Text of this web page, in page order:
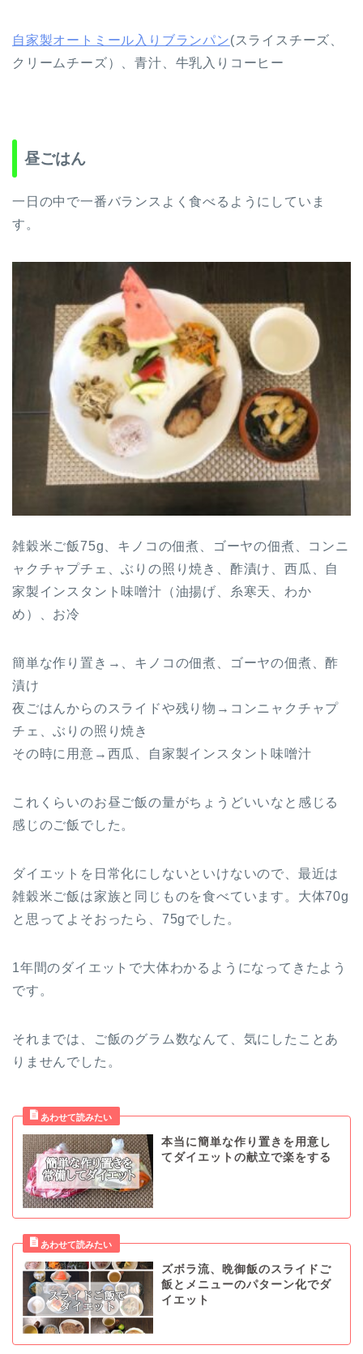
自家製オートミール入りブランパン(スライスチーズ、
クリームチーズ）、青汁、牛乳入りコーヒー
昼ごはん
一日の中で一番バランスよく食べるようにしていま
す。
雑穀米ご飯75g、キノコの佃煮、ゴーヤの佃煮、コンニ
ャクチャプチェ、ぶりの照り焼き、酢漬け、西瓜、自
家製インスタント味噌汁（油揚げ、糸寒天、わか
め）、お冷
簡単な作り置き→、キノコの佃煮、ゴーヤの佃煮、酢
漬け
夜ごはんからのスライドや残り物→コンニャクチャプ
チェ、ぶりの照り焼き
その時に用意→西瓜、自家製インスタント味噌汁
これくらいのお昼ご飯の量がちょうどいいなと感じる
感じのご飯でした。
ダイエットを日常化にしないといけないので、最近は
雑穀米ご飯は家族と同じものを食べています。大体70g
と思ってよそおったら、75gでした。
1年間のダイエットで大体わかるようになってきたよう
です。
それまでは、ご飯のグラム数なんて、気にしたことあ
りませんでした。
本当に簡単な作り置きを用意し
てダイエットの献立で楽をする
ズボラ流、晩御飯のスライドご
飯とメニューのパターン化でダ
イエット